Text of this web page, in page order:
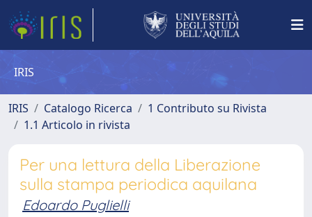
IRIS
IRIS Catalogo Ricerca
1 Contributo su Rivista
1.1 Articolo in rivista
Per una lettura della Liberazione
sulla stampa periodica aquilana
Edoardo Puglielli